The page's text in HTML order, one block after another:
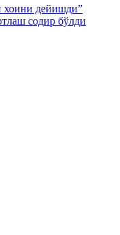
хоини дейишди”
содир бўлди